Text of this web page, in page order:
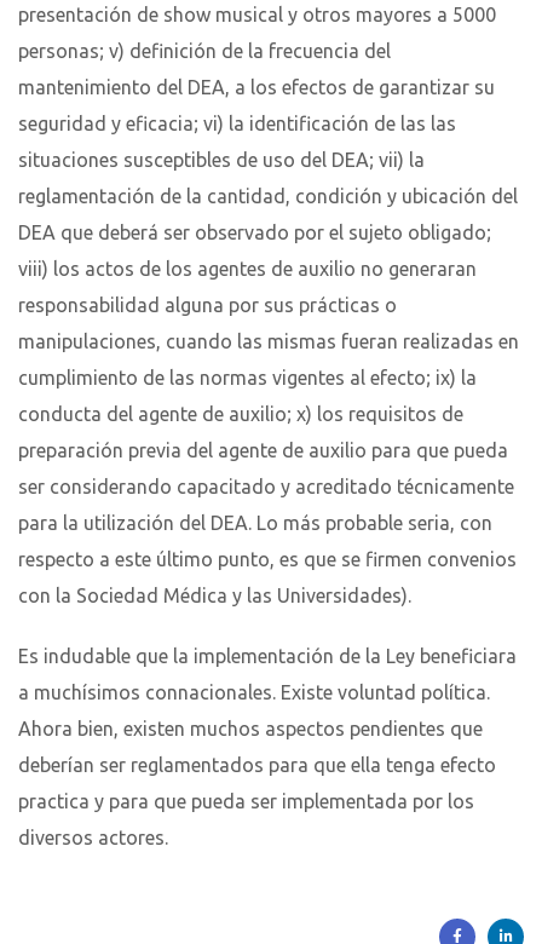
presentación de show musical y otros mayores a 5000
personas; v) definición de la frecuencia del
mantenimiento del DEA, a los efectos de garantizar su
seguridad y eficacia; vi) la identificación de las las
situaciones susceptibles de uso del DEA; vii) la
reglamentación de la cantidad, condición y ubicación del
DEA que deberá ser observado por el sujeto obligado;
viii) los actos de los agentes de auxilio no generaran
responsabilidad alguna por sus prácticas o
manipulaciones, cuando las mismas fueran realizadas en
cumplimiento de las normas vigentes al efecto; ix) la
conducta del agente de auxilio; x) los requisitos de
preparación previa del agente de auxilio para que pueda
ser considerando capacitado y acreditado técnicamente
para la utilización del DEA. Lo más probable seria, con
respecto a este último punto, es que se firmen convenios
con la Sociedad Médica y las Universidades).
Es indudable que la implementación de la Ley beneficiara
a muchísimos connacionales. Existe voluntad política.
Ahora bien, existen muchos aspectos pendientes que
deberían ser reglamentados para que ella tenga efecto
practica y para que pueda ser implementada por los
diversos actores.